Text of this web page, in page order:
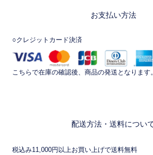
お支払い方法
○クレジットカード決済
こちらで在庫の確認後、商品の発送となります。
配送方法・送料につい
税込み11,000円以上お買い上げで送料無料